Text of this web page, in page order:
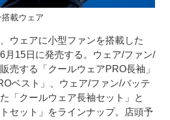
載ウェア
ウェアに小型ファンを搭載した
月15日に発売する。ウェア/ファン/
売する「クールウェアPRO長袖」
ベスト」、ウェア/ファン/バッテ
「クールウェア長袖セット」と
セット」をラインナップ。店頭予